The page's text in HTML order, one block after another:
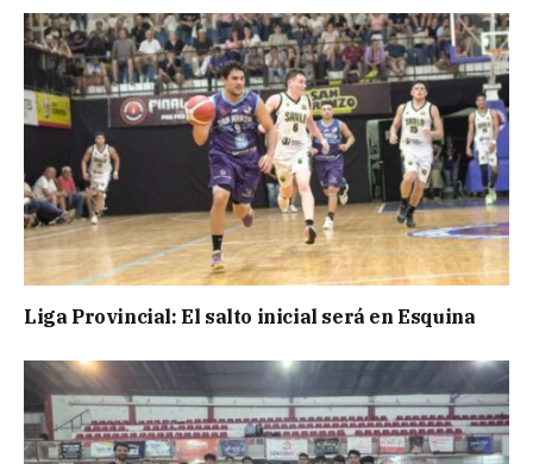
Liga Provincial: El salto inicial será en Esquina